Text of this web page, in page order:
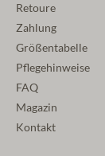
Retoure
Zahlung
Größentabelle
Pflegehinweise
FAQ
Magazin
Kontakt